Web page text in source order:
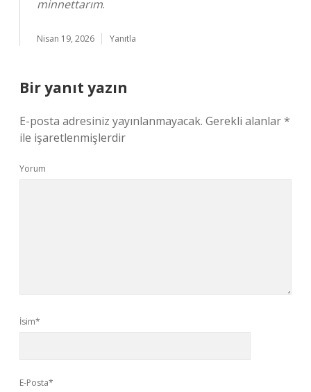
minnettarım.
Nisan 19, 2026 Yanıtla
Bir yanıt yazın
E-posta adresiniz yayınlanmayacak. Gerekli alanlar*
ile işaretlenmişlerdir
Yorum
İsim*
E-Posta*